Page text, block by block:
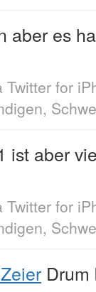
aber es
Twitter for
ist aber
Twitter for